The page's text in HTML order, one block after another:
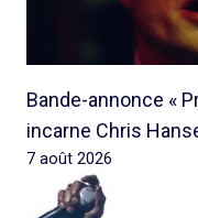
Bande-annonce «
incarne Chris
7 août 2026